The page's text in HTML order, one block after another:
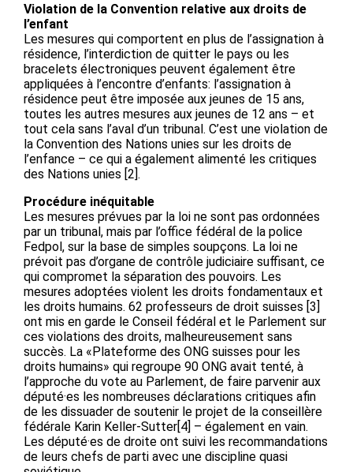
Violation de la Convention relative aux droits de
l’enfant
Les mesures qui comportent en plus de l’assignation à
résidence, l’interdiction de quitter le pays ou les
bracelets électroniques peuvent également être
appliquées à l’encontre d’enfants: l’assignation à
résidence peut être imposée aux jeunes de 15 ans,
toutes les autres mesures aux jeunes de 12 ans – et
tout cela sans l’aval d’un tribunal. C’est une violation de
la Convention des Nations unies sur les droits de
l’enfance – ce qui a également alimenté les critiques
des Nations unies [2].
Procédure inéquitable
Les mesures prévues par la loi ne sont pas ordonnées
par un tribunal, mais par l’office fédéral de la police
Fedpol, sur la base de simples soupçons. La loi ne
prévoit pas d’organe de contrôle judiciaire suffisant, ce
qui compromet la séparation des pouvoirs. Les
mesures adoptées violent les droits fondamentaux et
les droits humains. 62 professeurs de droit suisses [3]
ont mis en garde le Conseil fédéral et le Parlement sur
ces violations des droits, malheureusement sans
succès. La «Plateforme des ONG suisses pour les
droits humains» qui regroupe 90 ONG avait tenté, à
l’approche du vote au Parlement, de faire parvenir aux
député·es les nombreuses déclarations critiques afin
de les dissuader de soutenir le projet de la conseillère
fédérale Karin Keller-Sutter[4] – également en vain.
Les député·es de droite ont suivi les recommandations
de leurs chefs de parti avec une discipline quasi